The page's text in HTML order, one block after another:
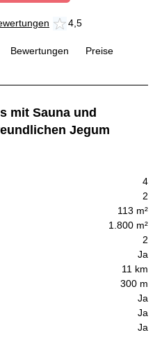
4,5
Bewertungen
Preise
mit Sauna und
Jegum
4
2
113 m²
1.800 m²
2
Ja
11 km
300 m
Ja
Ja
Ja